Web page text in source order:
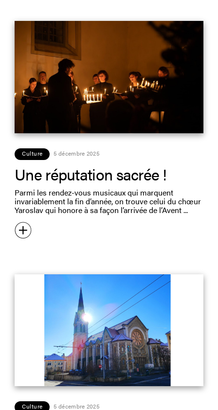
Culture 5 décembre 2025
Une réputation sacrée !
Parmi les rendez-vous musicaux qui marquent
invariablement la fin d’année, on trouve celui du chœur
Yaroslav qui honore à sa façon l’arrivée de l’Avent
Culture 5 décembre 2025